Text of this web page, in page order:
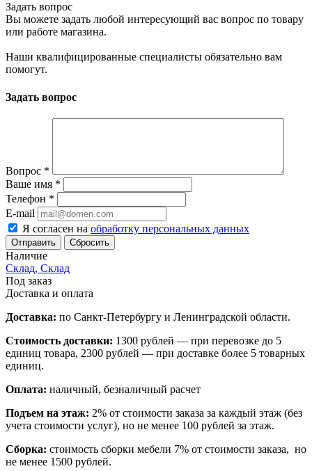
Задать вопрос
Вы можете задать любой интересующий вас вопрос по товару
или работе магазина.
Наши квалифицированные специалисты обязательно вам
помогут.
Задать вопрос
Вопрос *
Ваше имя *
Телефон *
E-mail
Я согласен на обработку персональных данных
Сбросить
Наличие
Склад, Склад
Под заказ
Доставка и оплата
Доставка: по Санкт-Петербургу и Ленинградской области.
Стоимость доставки: 1300 рублей — при перевозке до 5
единиц товара, 2300 рублей — при доставке более 5 товарных
единиц.
Оплата: наличный, безналичный расчет
Подъем на этаж: 2% от стоимости заказа за каждый этаж (без
учета стоимости услуг), но не менее 100 рублей за этаж.
Сборка: стоимость сборки мебели 7% от стоимости заказа, но
не менее 1500 рублей.